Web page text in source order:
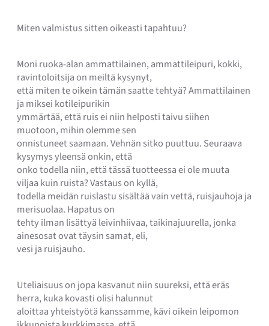
Miten valmistus sitten oikeasti tapahtuu?
Moni ruoka-alan ammattilainen, ammattileipuri, kokki,
ravintoloitsija on meiltä kysynyt,
että miten te oikein tämän saatte tehtyä? Ammattilainen
ja miksei kotileipurikin
ymmärtää, että ruis ei niin helposti taivu siihen
muotoon, mihin olemme sen
onnistuneet saamaan. Vehnän sitko puuttuu. Seuraava
kysymys yleensä onkin, että
onko todella niin, että tässä tuotteessa ei ole muuta
viljaa kuin ruista? Vastaus on kyllä,
todella meidän ruislastu sisältää vain vettä, ruisjauhoja ja
merisuolaa. Hapatus on
tehty ilman lisättyä leivinhiivaa, taikinajuurella, jonka
ainesosat ovat täysin samat, eli,
vesi ja ruisjauho.
Uteliaisuus on jopa kasvanut niin suureksi, että eräs
herra, kuka kovasti olisi halunnut
aloittaa yhteistyötä kanssamme, kävi oikein leipomon